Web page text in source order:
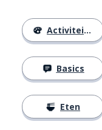
Activiteiten
Basics
Eten